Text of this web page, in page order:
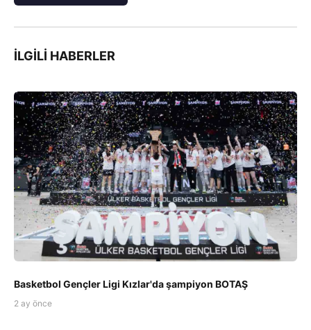
İLGILI HABERLER
Basketbol Gençler Ligi Kızlar'da şampiyon BOTAŞ
2 ay önce